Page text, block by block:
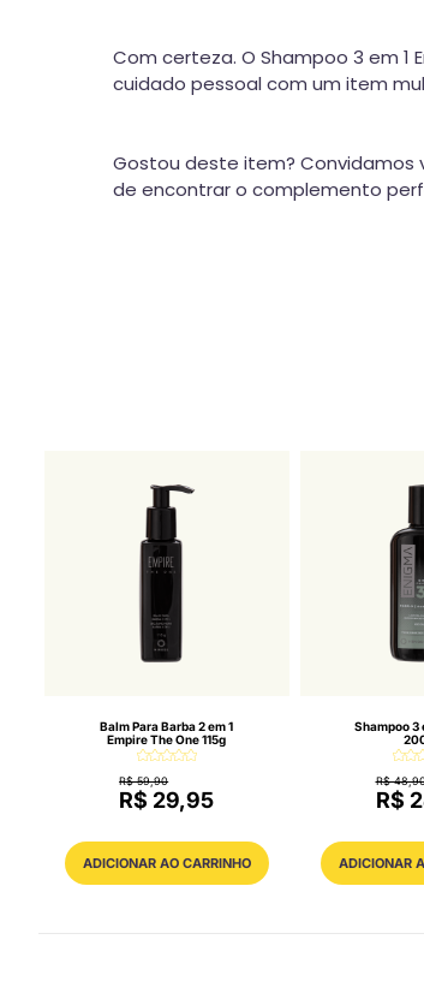
Com certeza. O Shampoo 3 em
cuidado pessoal com um item
Gostou deste item? Convidamos
de encontrar o complemento
Balm Para Barba 2 em 1
Empire The One 115g
R$ 59,90
R$ 29,95
ADICIONAR AO CARRINHO
Shampoo 3
R$
R$
ADICIONAR